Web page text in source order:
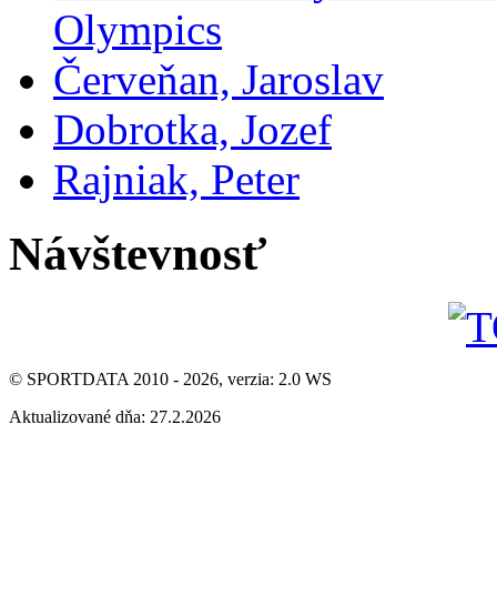
Olympics
Červeňan, Jaroslav
Dobrotka, Jozef
Rajniak, Peter
Návštevnosť
© SPORTDATA 2010 - 2026, verzia: 2.0 WS
Aktualizované dňa: 27.2.2026